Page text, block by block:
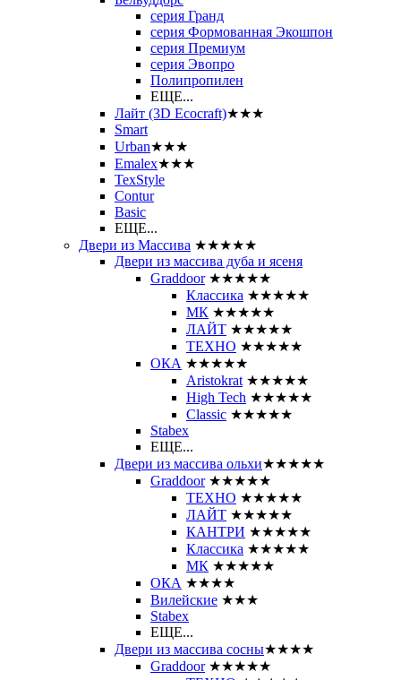
серия Гранд
серия Формованная Экошпон
серия Премиум
серия Эвопро
Полипропилен
ЕЩЕ...
Лайт (3D Ecocraft)★★★
Smart
Urban★★★
Emalex★★★
TexStyle
Contur
Basic
ЕЩЕ...
Двери из Массива ★★★★★
Двери из массива дуба и ясеня
Graddoor ★★★★★
Классика ★★★★★
МК ★★★★★
ЛАЙТ ★★★★★
ТЕХНО ★★★★★
ОКА ★★★★★
Aristokrat ★★★★★
High Tech ★★★★★
Classic ★★★★★
Stabex
ЕЩЕ...
Двери из массива ольхи★★★★★
Graddoor ★★★★★
ТЕХНО ★★★★★
ЛАЙТ ★★★★★
КАНТРИ ★★★★★
Классика ★★★★★
МК ★★★★★
ОКА ★★★★
Вилейские ★★★
Stabex
ЕЩЕ...
Двери из массива сосны★★★★
Graddoor ★★★★★